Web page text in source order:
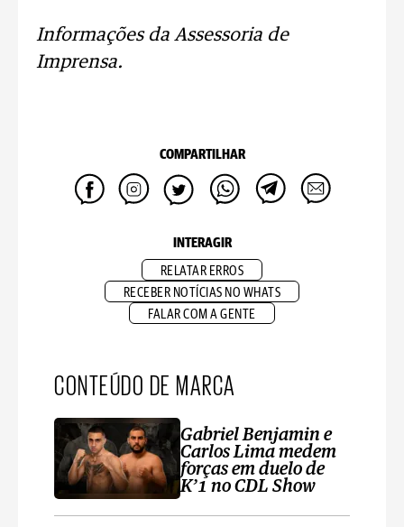
Informações da Assessoria de
Imprensa.
COMPARTILHAR
INTERAGIR
RELATAR ERROS
RECEBER NOTÍCIAS NO WHATS
FALAR COM A GENTE
CONTEÚDO DE MARCA
Gabriel Benjamin e
Carlos Lima medem
forças em duelo de
K’1 no CDL Show